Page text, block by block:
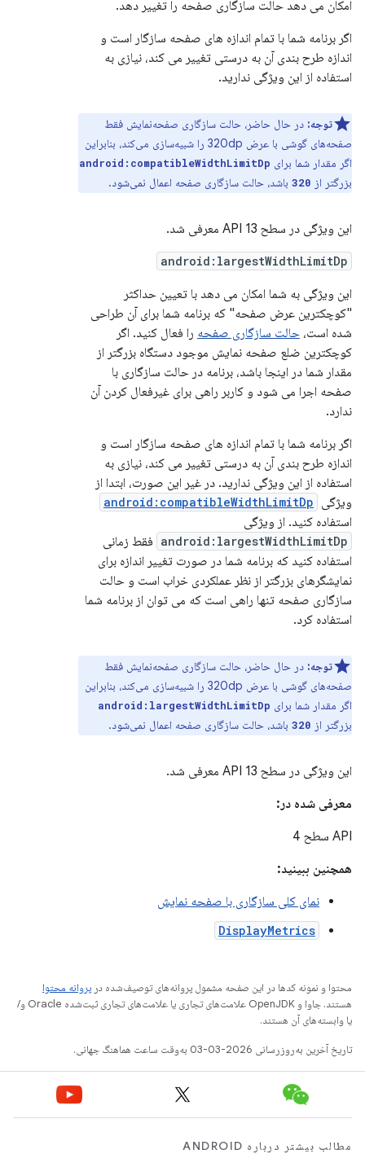
امکان می دهد حالت سازگاری صفحه را تغییر دهد.
اگر برنامه شما با تمام اندازه های صفحه سازگار است و
اندازه طرح بندی آن به درستی تغییر می کند، نیازی به
استفاده از این ویژگی ندارید.
توجه: در حال حاضر، حالت سازگاری صفحه‌نمایش فقط
صفحه‌های گوشی با عرض 320dp را شبیه‌سازی می‌کند، بنابراین
اگر مقدار شما برای android:compatibleWidthLimitDp
بزرگتر از 320 باشد، حالت سازگاری صفحه اعمال نمی‌شود.
این ویژگی در سطح API 13 معرفی شد.
android:largestWidthLimitDp
این ویژگی به شما امکان می دهد با تعیین حداکثر
"کوچکترین عرض صفحه" که برنامه شما برای آن طراحی
شده است، حالت سازگاری صفحه را فعال کنید. اگر
کوچکترین ضلع صفحه نمایش موجود دستگاه بزرگتر از
مقدار شما در اینجا باشد، برنامه در حالت سازگاری با
صفحه اجرا می شود و کاربر راهی برای غیرفعال کردن آن
ندارد.
اگر برنامه شما با تمام اندازه های صفحه سازگار است و
اندازه طرح بندی آن به درستی تغییر می کند، نیازی به
استفاده از این ویژگی ندارید. در غیر این صورت، ابتدا از
ویژگی android:compatibleWidthLimitDp
استفاده کنید. از ویژگی
android:largestWidthLimitDp فقط زمانی
استفاده کنید که برنامه شما در صورت تغییر اندازه برای
نمایشگرهای بزرگتر از نظر عملکردی خراب است و حالت
سازگاری صفحه تنها راهی است که می توان از برنامه شما
استفاده کرد.
توجه: در حال حاضر، حالت سازگاری صفحه‌نمایش فقط
صفحه‌های گوشی با عرض 320dp را شبیه‌سازی می‌کند، بنابراین
اگر مقدار شما برای android:largestWidthLimitDp
بزرگتر از 320 باشد، حالت سازگاری صفحه اعمال نمی‌شود.
این ویژگی در سطح API 13 معرفی شد.
معرفی شده در:
API سطح 4
همچنین ببینید:
نمای کلی سازگاری با صفحه نمایش
DisplayMetrics
محتوا و نمونه کدها در این صفحه مشمول پروانه‌های توصیف‌شده در پروانه محتوا
هستند. جاوا و OpenJDK علامت‌های تجاری یا علامت‌های تجاری ثبت‌شده Oracle و/
یا وابسته‌های آن هستند.
تاریخ آخرین به‌روزرسانی 2026-03-03 به‌وقت ساعت هماهنگ جهانی.
مطالب بیشتر درباره ANDROID